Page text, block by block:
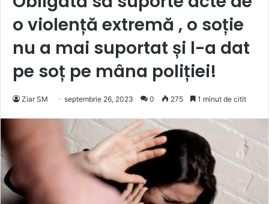
o violență extremă , o soție
nu a mai suportat și l-a dat
pe soț pe mâna poliției!
Ziar SM septembrie 26, 2023 0 275 1 minut de citit